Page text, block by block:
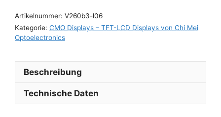
Artikelnummer: V260b3-l06
Kategorie: CMO Displays – TFT-LCD Displays von Chi Mei
Optoelectronics
Beschreibung
Technische Daten